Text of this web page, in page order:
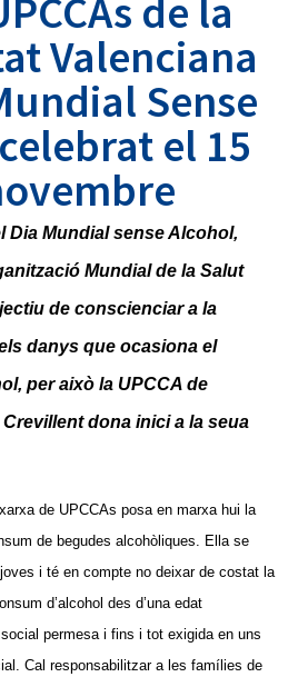
de la
Valenciana
Sense
el 15
Dia Mundial sense Alcohol,
Mundial de la Salut
de conscienciar a la
danys que ocasiona el
per això la UPCCA de
Crevillent dona inici a la seua
de UPCCAs posa en marxa hui la
de begudes alcohòliques. Ella se
i té en compte no deixar de costat la
d’alcohol des d’una edat
permesa i fins i tot exigida en uns
Cal responsabilitzar a les famílies de